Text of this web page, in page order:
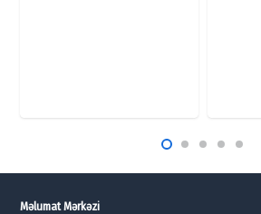
Məlumat Mərkəzi